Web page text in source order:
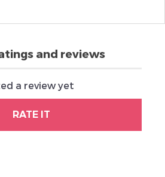
and reviews
a review yet
RATE IT